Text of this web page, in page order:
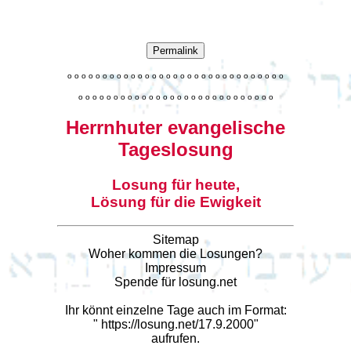
Permalink
o o o o o o o o o o o o o o o o o o o o o o o o o o o o o o o
o o o o o o o o o o o o o o o o o o o o o o o o o o o o
Herrnhuter evangelische
Tageslosung
Losung für heute,
Lösung für die Ewigkeit
Sitemap
Woher kommen die Losungen?
Impressum
Spende für losung.net
Ihr könnt einzelne Tage auch im Format:
" https://losung.net/17.9.2000"
aufrufen.